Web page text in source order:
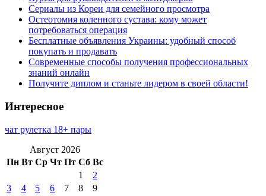
Сериалы из Кореи для семейного просмотра
Остеотомия коленного сустава: кому может
потребоваться операция
Бесплатные объявления Украины: удобный способ
покупать и продавать
Современные способы получения профессиональных
знаний онлайн
Получите диплом и станьте лидером в своей области!
Интересное
чат рулетка 18+ пары
Август 2026
Пн Вт Ср Чт Пт Сб Вс
1
2
3
4 5 6 7 8
9